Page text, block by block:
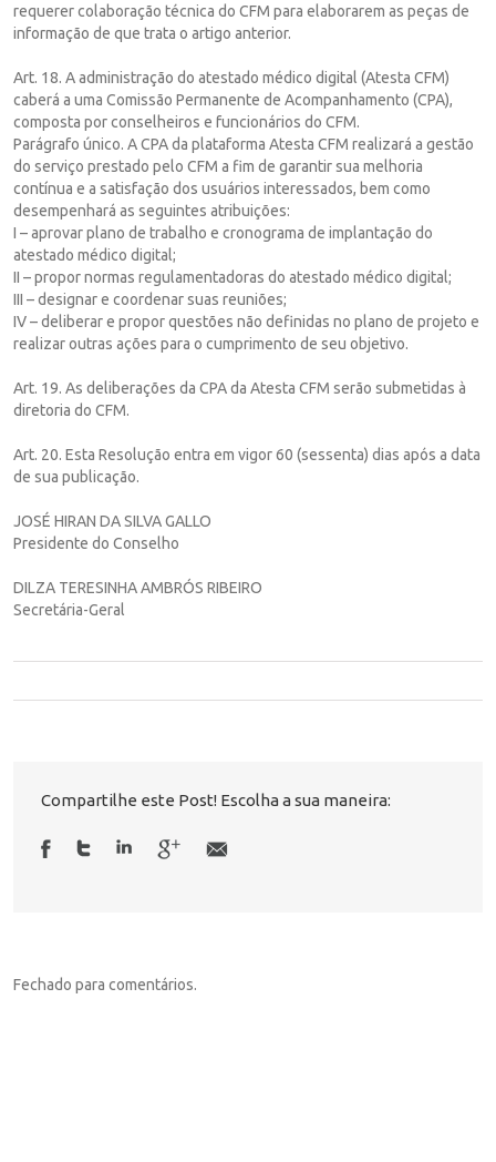
requerer colaboração técnica do CFM para elaborarem as peças de
informação de que trata o artigo anterior.
Art. 18. A administração do atestado médico digital (Atesta CFM)
caberá a uma Comissão Permanente de Acompanhamento (CPA),
composta por conselheiros e funcionários do CFM.
Parágrafo único. A CPA da plataforma Atesta CFM realizará a gestão
do serviço prestado pelo CFM a fim de garantir sua melhoria
contínua e a satisfação dos usuários interessados, bem como
desempenhará as seguintes atribuições:
I – aprovar plano de trabalho e cronograma de implantação do
atestado médico digital;
II – propor normas regulamentadoras do atestado médico digital;
III – designar e coordenar suas reuniões;
IV – deliberar e propor questões não definidas no plano de projeto e
realizar outras ações para o cumprimento de seu objetivo.
Art. 19. As deliberações da CPA da Atesta CFM serão submetidas à
diretoria do CFM.
Art. 20. Esta Resolução entra em vigor 60 (sessenta) dias após a data
de sua publicação.
JOSÉ HIRAN DA SILVA GALLO
Presidente do Conselho
DILZA TERESINHA AMBRÓS RIBEIRO
Secretária-Geral
Compartilhe este Post! Escolha a sua maneira:
Fechado para comentários.